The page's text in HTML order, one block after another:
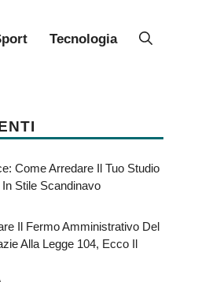
Tecnologia
Come Arredare Il Tuo Studio
Stile Scandinavo
Il Fermo Amministrativo Del
Alla Legge 104, Ecco Il